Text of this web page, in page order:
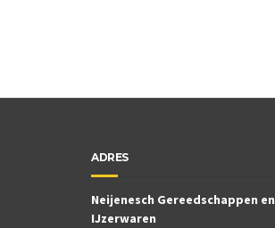
ADRES
Neijenesch Gereedschappen en
IJzerwaren